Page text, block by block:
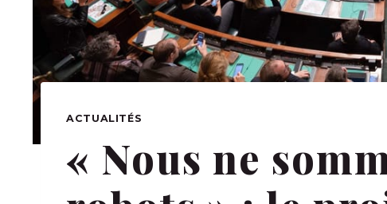
ACTUALITÉS
« Nous ne